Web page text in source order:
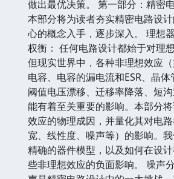
做出最优决策。 第一部分：精密
本部分将为读者夯实精密电路设
心的概念入手，逐步深入。 理想
权衡： 任何电路设计都始于对理
但现实世界中，各种非理想效应
电容、电容的漏电流和ESR、晶体
阈值电压漂移、迁移率降落、短
能有着至关重要的影响。本部分
效应的物理成因，并量化其对电
宽、线性度、噪声等）的影响。
精确的器件模型，以及如何在设
些非理想效应的负面影响。 噪声